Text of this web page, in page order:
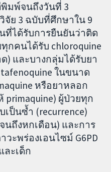
มพ์จนถึงวันที่ 3
จัย 3 ฉบับที่ศึกษาใน 9
ที่ได้รับการยืนยันว่าติด
ทุกคนได้รับ chloroquine
) และบางกลุ่มได้รับยา
ในขนาด
หรือยาหลอก
primaquine) ผู้ป่วยทุก
ป็นซ้ำ (recurrence)
นถึงหกเดือน) และการ
ะพร่องเอนไซม์ G6PD
ละเด็ก